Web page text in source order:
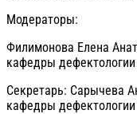
Модераторы:
Филимонова Елена
кафедры
Секретарь: Сарычева
кафедры